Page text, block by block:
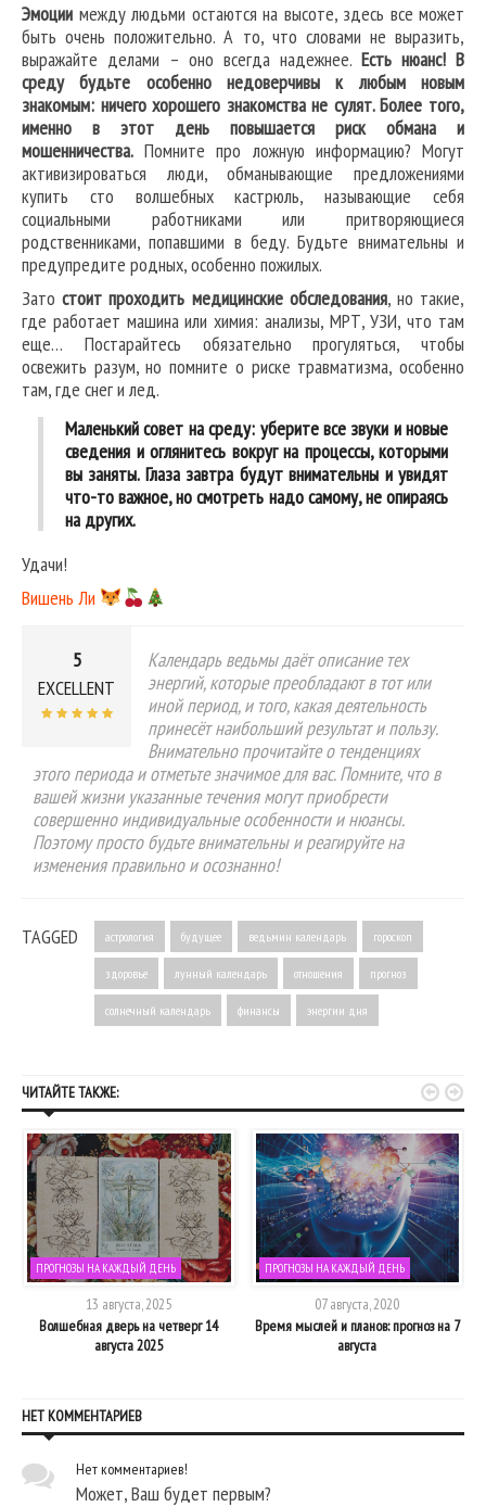
Эмоции между людьми остаются на высоте, здесь все может
быть очень положительно. А то, что словами не выразить,
выражайте делами – оно всегда надежнее. Есть нюанс! В
среду будьте особенно недоверчивы к любым новым
знакомым: ничего хорошего знакомства не сулят. Более того,
именно в этот день повышается риск обмана и
мошенничества. Помните про ложную информацию? Могут
активизироваться люди, обманывающие предложениями
купить сто волшебных кастрюль, называющие себя
социальными работниками или притворяющиеся
родственниками, попавшими в беду. Будьте внимательны и
предупредите родных, особенно пожилых.
Затостоит проходить медицинские обследования, но такие,
где работает машина или химия: анализы, МРТ, УЗИ, что там
еще… Постарайтесь обязательно прогуляться, чтобы
освежить разум, но помните о риске травматизма, особенно
там, где снег и лед.
Маленький совет на среду: уберите все звуки и новые
сведения и оглянитесь вокруг на процессы, которыми
вы заняты. Глаза завтра будут внимательны и увидят
что-то важное, но смотреть надо самому, не опираясь
на других.
Удачи!
Вишень Ли
5
EXCELLENT
Календарь ведьмы даёт описание тех
энергий, которые преобладают в тот или
иной период, и того, какая деятельность
принесёт наибольший результат и пользу.
Внимательно прочитайте о тенденциях
этого периода и отметьте значимое для вас. Помните, что в
вашей жизни указанные течения могут приобрести
совершенно индивидуальные особенности и нюансы.
Поэтому просто будьте внимательны и реагируйте на
изменения правильно и осознанно!
TAGGED астрология будущее ведьмин календарь гороскоп
здоровье лунный календарь отношения прогноз
солнечный календарь финансы энергии дня
ЧИТАЙТЕ ТАКЖЕ:
ПРОГНОЗЫ НА КАЖДЫЙ ДЕНЬ
13 августа, 2025
Волшебная дверь на четверг 14
августа 2025
ПРОГНОЗЫ НА КАЖДЫЙ ДЕНЬ
07 августа, 2020
Время мыслей и планов: прогноз на 7
августа
 
НЕТ КОММЕНТАРИЕВ
Нет комментариев!
Может, Ваш будет первым?